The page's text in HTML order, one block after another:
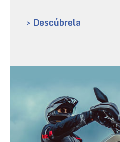
> Descúbrela